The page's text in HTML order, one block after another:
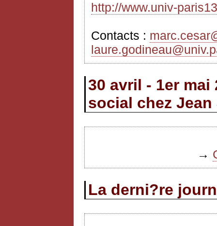
http://www.univ-
Contacts :
30 avril - 1er
social chez Jean
→
La derni?re